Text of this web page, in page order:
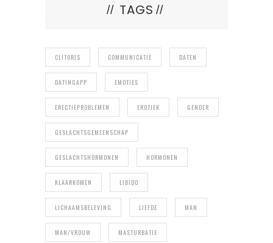
TAGS
CLITORIS COMMUNICATIE DATEN
DATINGAPP EMOTIES
ERECTIEPROBLEMEN EROTIEK GENDER
GESLACHTSGEMEENSCHAP
GESLACHTSHORMONEN HORMONEN
KLAARKOMEN LIBIDO
LICHAAMSBELEVING LIEFDE MAN
MAN/VROUW MASTURBATIE